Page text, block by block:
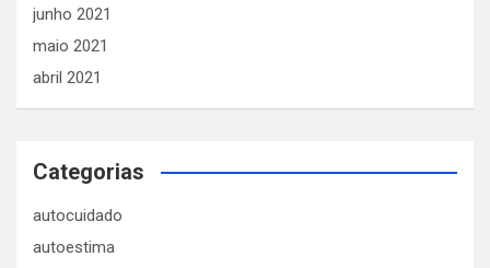
junho 2021
maio 2021
abril 2021
Categorias
autocuidado
autoestima